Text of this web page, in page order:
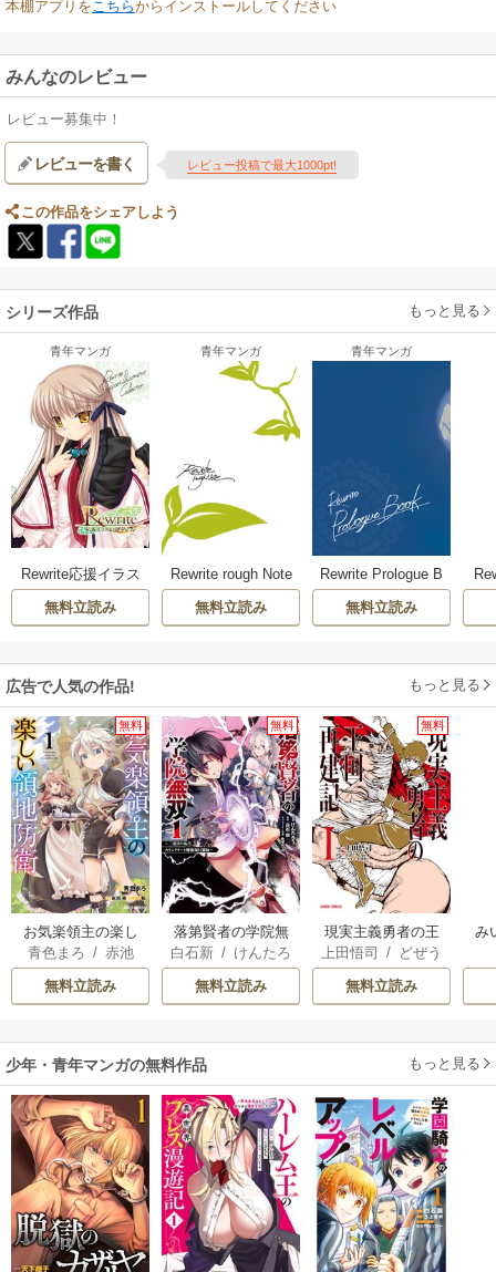
本棚アプリを こちらからインストールしてください
みんなのレビュー
レビュー募集中！
レビューを書く レビュー投稿で最大1000pt!
この作品をシェアしよう
シリーズ作品 もっと見る
青年マンガ
Rewrite応援イラス
トコレクション
無料立読み
青年マンガ
Rewrite rough Note
無料立読み
青年マンガ
Rewrite Prologue B
ook
無料立読み
広告で人気の作品! もっと見る
無料
お気楽領主の楽し
い領地防衛
青色まろ / 赤池
宗
/ 転
無料立読み
無料
落第賢者の学院無
双 ～二度目の転
生、Sランクチート
魔術師冒険録～
白石新 / けんたろ
/ 魚デニム
無料立読み
無料
現実主義勇者の王
国再建記
上田悟司 / どぜう
/ 冬ゆき
無料立読み
み
少年・青年マンガの無料作品 もっと見る